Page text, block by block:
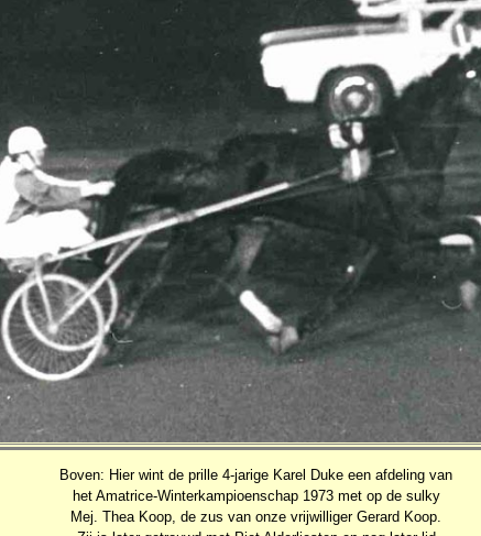
Boven: Hier wint de prille 4-jarige Karel Duke een afdeling van
het Amatrice-Winterkampioenschap 1973 met op de sulky
Mej. Thea Koop, de zus van onze vrijwilliger Gerard Koop.